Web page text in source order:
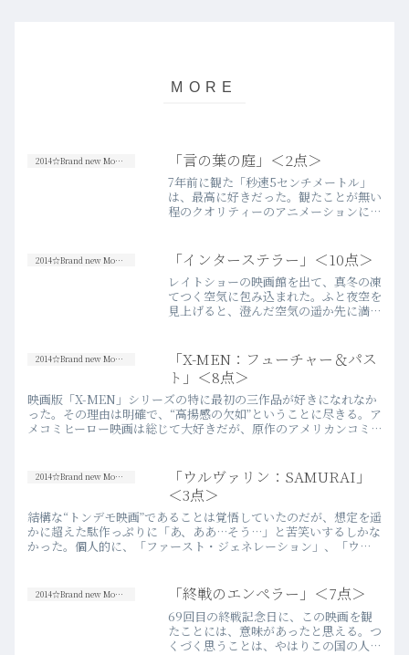
2014☆Brand new Movies 「言の葉の庭」＜2点＞
7年前に観た「秒速5センチメートル」
は、最高に好きだった。観たことが無い
程のクオリティーのアニメーションによ
識と可能性を感じた。が、残念ながらこ
の作品では、以前のような…more
2014☆Brand new Movies 「インターステラー」＜10点＞
レイトショーの映画館を出て、真冬の凍
てつく空気に包み込まれた。ふと夜空を
見上げると、澄んだ空気の遥か先に満月
感覚を覚え、孤独感と大いなる宇宙意
思を同時に感じ高揚感が溢れ…more
2014☆Brand new Movies
「X-MEN：フューチャー＆パス
ト」＜8点＞
映画版「X-MEN」シリーズの特に最初の三作品が好きになれなか
った。その理由は明確で、“高揚感の欠如”ということに尽きる。ア
メコミヒーロー映画は総じて大好きだが、原作のアメリカンコミ
2014☆Brand new Movies
「ウルヴァリン：SAMURAI」
＜3点＞
結構な“トンデモ映画”であることは覚悟していたのだが、想定を遥
かに超えた駄作っぷりに「あ、ああ…そう…」と苦笑いするしかな
かった。個人的に、「ファースト・ジェネレーション」、「ウル
2014☆Brand new Movies 「終戦のエンペラー」＜7点＞
69回目の終戦記念日に、この映画を観
たことには、意味があったと思える。つ
くづく思うことは、やはりこの国の人々